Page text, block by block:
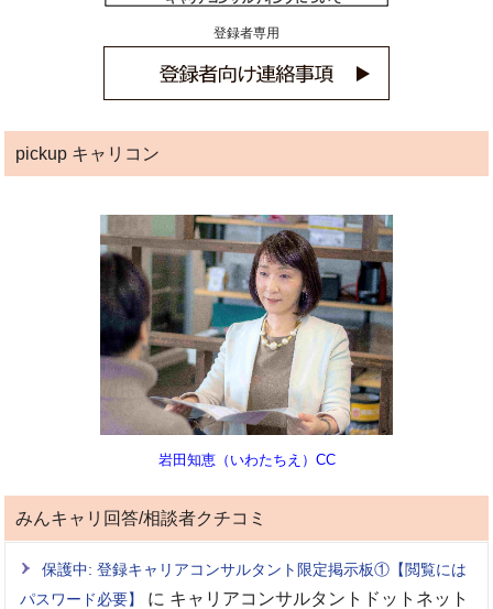
登録者専用
pickup キャリコン
岩田知恵（いわたちえ）CC
みんキャリ回答/相談者クチコミ
保護中: 登録キャリアコンサルタント限定掲示板①【閲覧には
パスワード必要】
に キャリアコンサルタントドットネット